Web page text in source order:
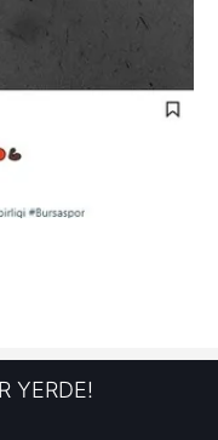
YERDE!